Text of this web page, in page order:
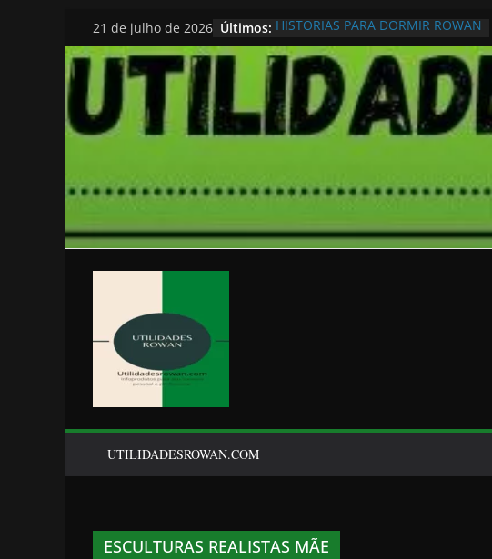
Pular
para
o
conteúdo
21 de julho de 2026 Últimos: HISTORIAS PARA DORMIR ROWAN
UTILIDADESROWAN.COM
ESCULTURAS REALISTAS MÃE